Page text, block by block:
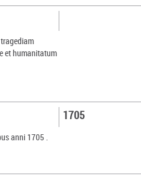
et humanitatum
anni 1705 .
1705